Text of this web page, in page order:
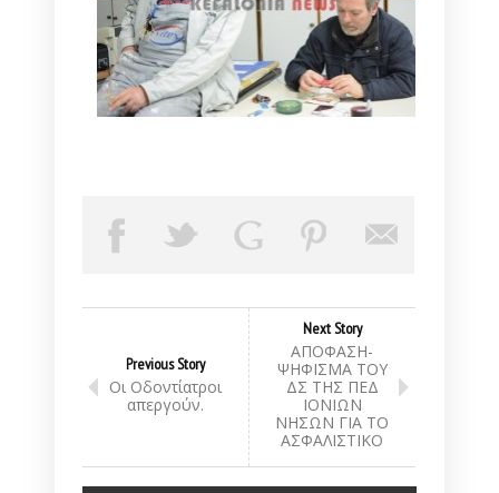
Previous Story
Οι Οδοντίατροι
απεργούν.
Next Story
ΑΠΟΦΑΣΗ-
ΨΗΦΙΣΜΑ ΤΟΥ
ΔΣ ΤΗΣ ΠΕΔ
ΙΟΝΙΩΝ
ΝΗΣΩΝ ΓΙΑ ΤΟ
ΑΣΦΑΛΙΣΤΙΚΟ